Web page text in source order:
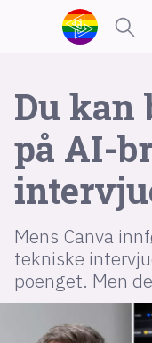
Du kan
på AI-
Mens Canva
tekniske
poenget. Men
utdanning
frontend